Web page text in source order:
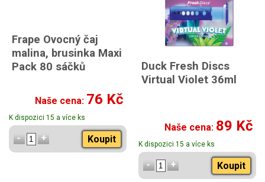
Frape Ovocný čaj
malina, brusinka Maxi
Pack 80 sáčků
Naše cena: 76 Kč
K dispozici 15 a více ks
Koupit
Duck Fresh Discs
Virtual Violet 36ml
Naše cena: 89 Kč
K dispozici 15 a více ks
Koupit